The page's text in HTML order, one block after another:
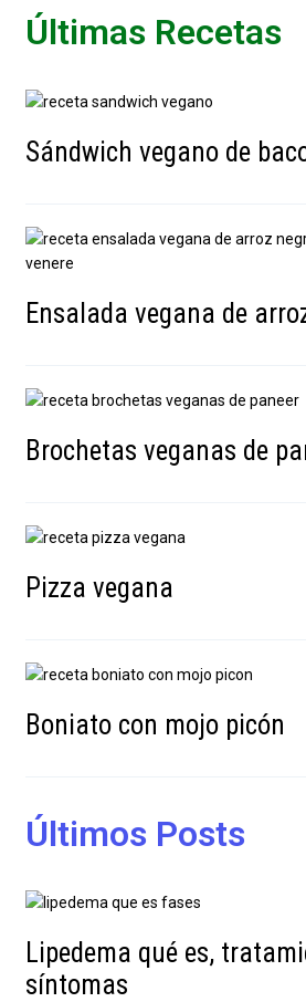
Últimas Recetas
Sándwich vegano de
Ensalada vegana de
Brochetas veganas de
Pizza vegana
Boniato con mojo picón
Últimos Posts
Lipedema qué es,
síntomas